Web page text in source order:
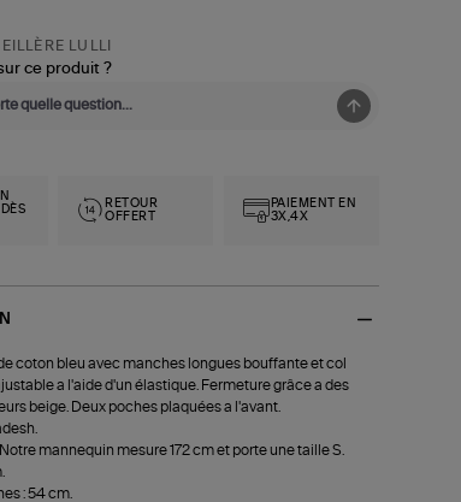
LULLI
ce produit ?
RETOUR
OFFERT
PAIEMENT EN
3X,4X
coton bleu avec manches longues bouffante et col
a l'aide d'un élastique. Fermeture grâce a des
beige. Deux poches plaquées a l'avant.
Notre mannequin mesure 172 cm et porte une taille S.
: 54 cm.